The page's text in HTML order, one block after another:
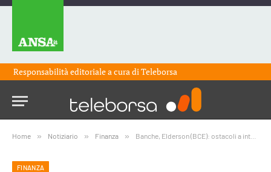
Responsabilità editoriale a cura diTeleborsa
Home » Notiziario » Finanza » Banche, Elderson (BCE): ostacoli a integrazione transfrontaliera da fattori estranei a vigilanza
FINANZA